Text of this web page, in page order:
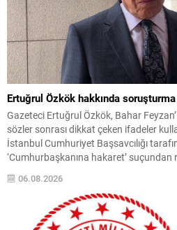
Ertuğrul Özkök hakkında soruşturma
Gazeteci Ertuğrul Özkök, Bahar
sözler sonrası dikkat çeken ifadeler
İstanbul Cumhuriyet Başsavcılığı
‘Cumhurbaşkanına hakaret’ suçundan
Adalet Sarayı’na giderek savcılığa
adliyeden ayrıldığı bildirildi.
06.08.2026